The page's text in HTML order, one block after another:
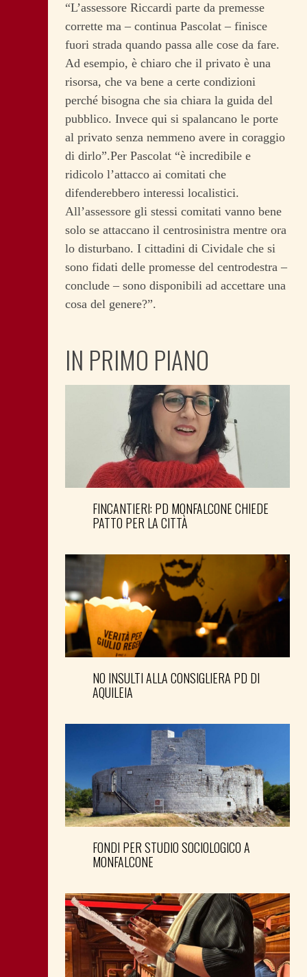
“L’assessore Riccardi parte da premesse
corrette ma – continua Pascolat – finisce
fuori strada quando passa alle cose da fare.
Ad esempio, è chiaro che il privato è una
risorsa, che va bene a certe condizioni
perché bisogna che sia chiara la guida del
pubblico. Invece qui si spalancano le porte
al privato senza nemmeno avere in coraggio
di dirlo”.Per Pascolat “è incredibile e
ridicolo l’attacco ai comitati che
difenderebbero interessi localistici.
All’assessore gli stessi comitati vanno bene
solo se attaccano il centrosinistra mentre ora
lo disturbano. I cittadini di Cividale che si
sono fidati delle promesse del centrodestra –
conclude – sono disponibili ad accettare una
cosa del genere?”.
IN PRIMO PIANO
FINCANTIERI: PD MONFALCONE CHIEDE
PATTO PER LA CITTÀ
NO INSULTI ALLA CONSIGLIERA PD DI
AQUILEIA
FONDI PER STUDIO SOCIOLOGICO A
MONFALCONE